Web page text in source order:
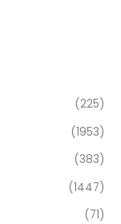
(225)
(1953)
(383)
(1447)
(71)